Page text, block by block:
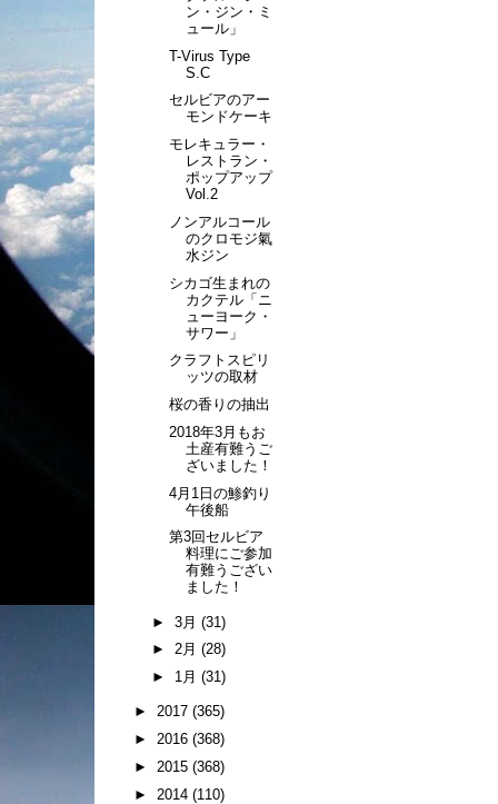
ン・ジン・ミ
ュール」
T-Virus Type
S.C
セルビアのアー
モンドケーキ
モレキュラー・
レストラン・
ポップアップ
Vol.2
ノンアルコール
のクロモジ氣
水ジン
シカゴ生まれの
カクテル「ニ
ューヨーク・
サワー」
クラフトスピリ
ッツの取材
桜の香りの抽出
2018年3月もお
土産有難うご
ざいました！
4月1日の鯵釣り
午後船
第3回セルビア
料理にご参加
有難うござい
ました！
► 3月 (31)
► 2月 (28)
► 1月 (31)
► 2017 (365)
► 2016 (368)
► 2015 (368)
► 2014 (110)